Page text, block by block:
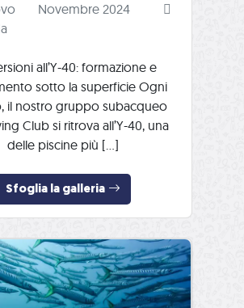
Novembre 2024
all’Y-40: formazione e
sotto la superficie Ogni
il nostro gruppo subacqueo
Club si ritrova all’Y-40, una
delle piscine più […]
Sfoglia la galleria